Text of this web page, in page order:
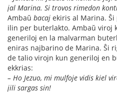
jal Marina. Si trovos rimedon
Ambaŭ bacaj ekiris al Marina.
ilin per buterlakto. Ambaŭ viroj
generiloj en la malvarman
eniras najbarino de Marina. Ŝi
de talio virojn kun generiloj en
ekkrias:
– Ho Jezuo, mi mulfoje vidis kiel
jili sargas sin!